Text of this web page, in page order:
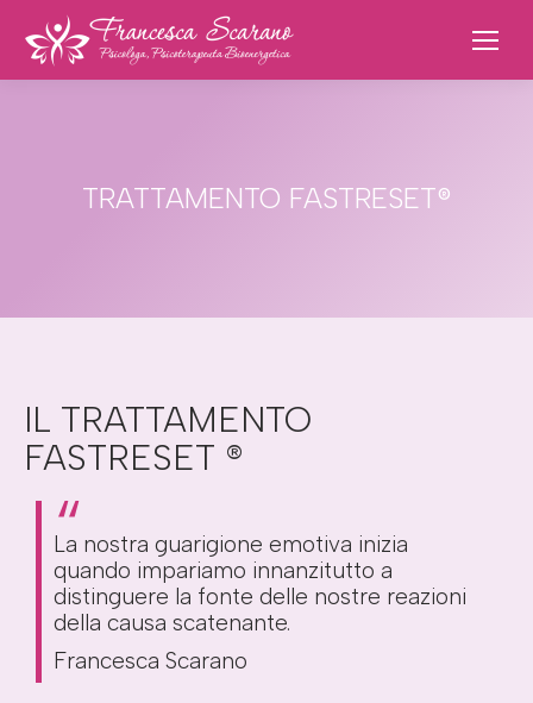
TRATTAMENTO FASTRESET®
IL TRATTAMENTO
FASTRESET ®
La nostra guarigione emotiva inizia
quando impariamo innanzitutto a
distinguere la fonte delle nostre reazioni
della causa scatenante.
Francesca Scarano